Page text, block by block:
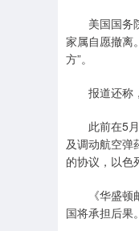
美国国务院
家属自愿撤离
方”。
报道还称，
此前在5月
及调动航空弹
的协议，以色
《华盛顿邮
国将承担后果。